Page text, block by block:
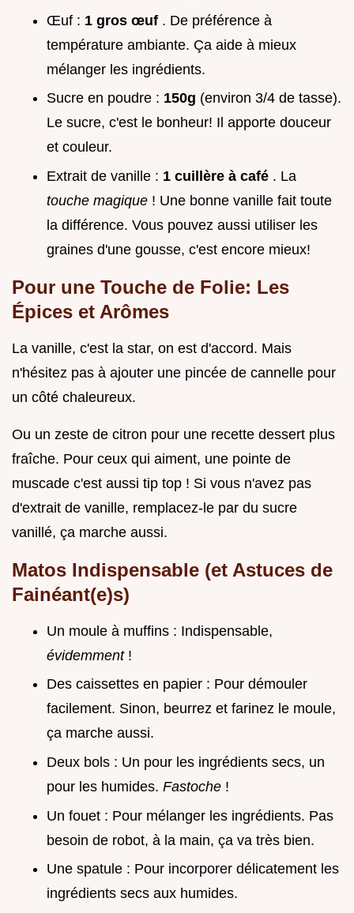
Œuf : 1 gros œuf . De préférence à
température ambiante. Ça aide à mieux
mélanger les ingrédients.
Sucre en poudre : 150g (environ 3/4 de tasse).
Le sucre, c'est le bonheur! Il apporte douceur
et couleur.
Extrait de vanille : 1 cuillère à café . La
touche magique ! Une bonne vanille fait toute
la différence. Vous pouvez aussi utiliser les
graines d'une gousse, c'est encore mieux!
Pour une Touche de Folie: Les
Épices et Arômes
La vanille, c'est la star, on est d'accord. Mais
n'hésitez pas à ajouter une pincée de cannelle pour
un côté chaleureux.
Ou un zeste de citron pour une recette dessert plus
fraîche. Pour ceux qui aiment, une pointe de
muscade c'est aussi tip top ! Si vous n'avez pas
d'extrait de vanille, remplacez-le par du sucre
vanillé, ça marche aussi.
Matos Indispensable (et Astuces de
Fainéant(e)s)
Un moule à muffins : Indispensable,
évidemment !
Des caissettes en papier : Pour démouler
facilement. Sinon, beurrez et farinez le moule,
ça marche aussi.
Deux bols : Un pour les ingrédients secs, un
pour les humides. Fastoche !
Un fouet : Pour mélanger les ingrédients. Pas
besoin de robot, à la main, ça va très bien.
Une spatule : Pour incorporer délicatement les
ingrédients secs aux humides.